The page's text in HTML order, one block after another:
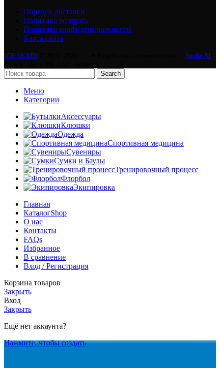
Порядок доставки
Политика возврата
Политика конфиденциальности
Карта сайта
ICE-SKATE
Studio AI
Search
Меню
Категории
Аксессуары
Клюшки
Одежда
Спортивная медицина
Сувениры
Сумки и Баулы
Тренировочный процесс
Флорбол
Экипировка
Главная
КаталогShop
О нас
Контакты
FAQs
Избранное
В сравнение
Вход / Регистрация
Корзина товаров
Закрыть
Вход
Закрыть
Ещё нет аккаунта?
Нажмите, чтобы создать